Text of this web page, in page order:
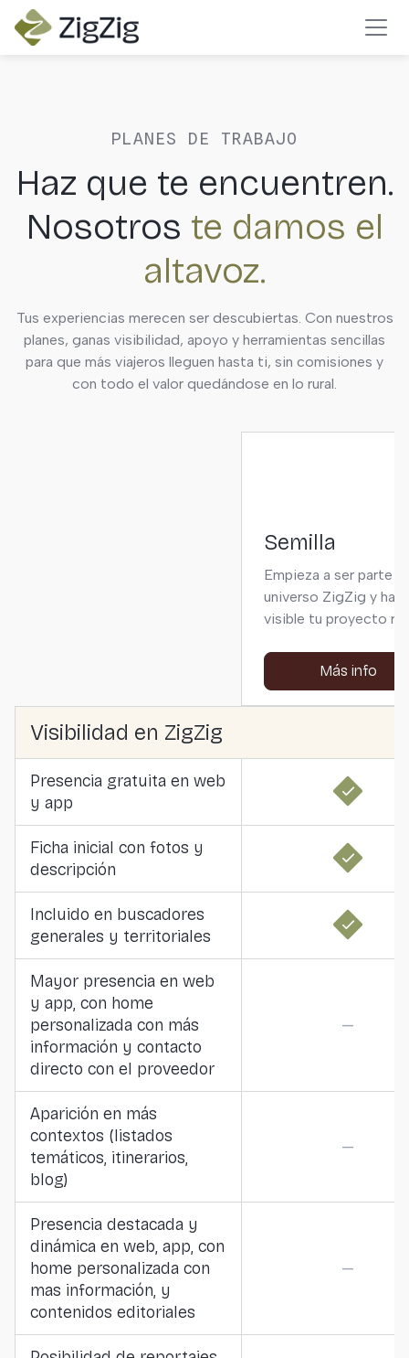
PLANES DE TRABAJO
Haz que te encuentren.
Nosotros te damos el
altavoz.
Tus experiencias merecen ser descubiertas. Con nuestros
planes, ganas visibilidad, apoyo y herramientas sencillas
para que más viajeros lleguen hasta ti, sin comisiones y
con todo el valor quedándose en lo rural.
Semilla
Empieza a ser parte
universo ZigZig y haz
visible tu proyecto
Más info
Visibilidad en ZigZig
Presencia gratuita en web
y app
Ficha inicial con fotos y
descripción
Incluido en buscadores
generales y territoriales
Mayor presencia en web
y app, con home
personalizada con más
información y contacto
directo con el proveedor
—
Aparición en más
contextos (listados
temáticos, itinerarios,
blog)
—
Presencia destacada y
dinámica en web, app, con
home personalizada con
mas información, y
contenidos editoriales
—